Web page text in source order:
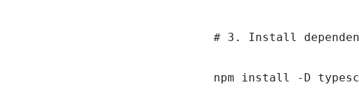
# 3. Install
npm install -D